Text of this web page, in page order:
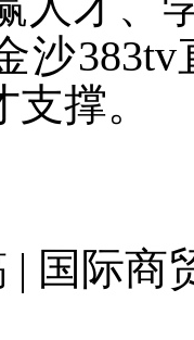
沙
撑。
| 国际